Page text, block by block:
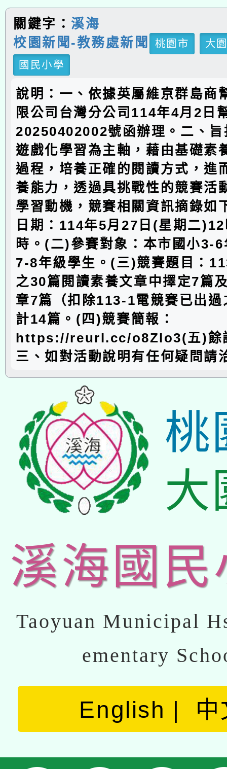
關鍵字： 溪海
校園新聞-教務處新聞
桃園市
大
國民小學
說明：一、依據英屬維京群島商
限公司台灣分公司114年4月2日
20250402002號函辦理。二、旨
遊戲化學習為主軸，藉由基礎素
過程，培養正確的閱讀方式，進
養能力，透過具挑戰性的競賽活
學習動機，競賽相關資訊摘錄如
日期：114年5月27日(星期二
時。(二)參賽對象：本市國小3-
7-8年級學生。(三)競賽題目：
之30篇閱讀素養文章中擇定7篇
章7篇（扣除113-1電競賽已出過
計14篇。(四)競賽簡報：
https://reurl.cc/o8Zlo3(五)餘
三、如對活動說明有任何疑問請
桃
大
溪海國民
Taoyuan Municipal
ementary
English 中